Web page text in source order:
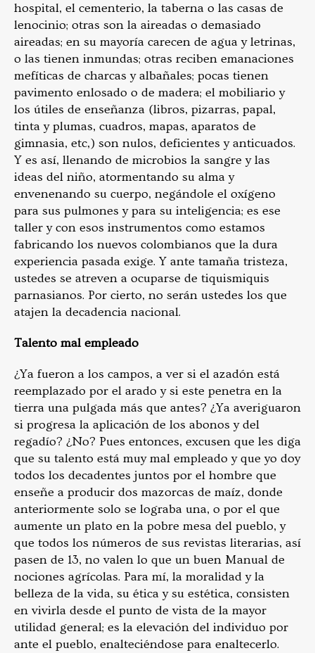
hospital, el cementerio, la taberna o las casas de
lenocinio; otras son la aireadas o demasiado
aireadas; en su mayoría carecen de agua y letrinas,
o las tienen inmundas; otras reciben emanaciones
mefíticas de charcas y albañales; pocas tienen
pavimento enlosado o de madera; el mobiliario y
los útiles de enseñanza (libros, pizarras, papal,
tinta y plumas, cuadros, mapas, aparatos de
gimnasia, etc,) son nulos, deficientes y anticuados.
Y es así, llenando de microbios la sangre y las
ideas del niño, atormentando su alma y
envenenando su cuerpo, negándole el oxígeno
para sus pulmones y para su inteligencia; es ese
taller y con esos instrumentos como estamos
fabricando los nuevos colombianos que la dura
experiencia pasada exige. Y ante tamaña tristeza,
ustedes se atreven a ocuparse de tiquismiquis
parnasianos. Por cierto, no serán ustedes los que
atajen la decadencia nacional.
Talento mal empleado
¿Ya fueron a los campos, a ver si el azadón está
reemplazado por el arado y si este penetra en la
tierra una pulgada más que antes? ¿Ya averiguaron
si progresa la aplicación de los abonos y del
regadío? ¿No? Pues entonces, excusen que les diga
que su talento está muy mal empleado y que yo doy
todos los decadentes juntos por el hombre que
enseñe a producir dos mazorcas de maíz, donde
anteriormente solo se lograba una, o por el que
aumente un plato en la pobre mesa del pueblo, y
que todos los números de sus revistas literarias, así
pasen de 13, no valen lo que un buen Manual de
nociones agrícolas. Para mí, la moralidad y la
belleza de la vida, su ética y su estética, consisten
en vivirla desde el punto de vista de la mayor
utilidad general; es la elevación del individuo por
ante el pueblo, enalteciéndose para enaltecerlo.